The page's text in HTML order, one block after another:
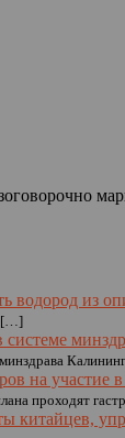
водород из
[…]
системе
на участие
проходят
китайцев,